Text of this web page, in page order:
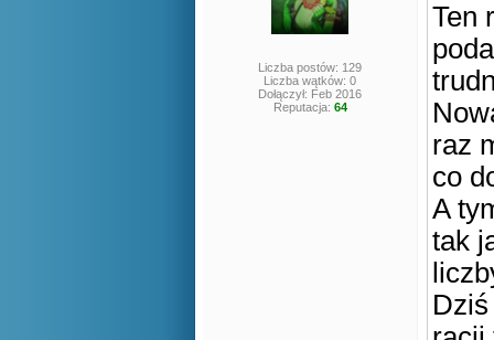
Liczba postów: 129
Liczba wątków: 0
Dołączył: Feb 2016
Reputacja: 64
Ten
raz
co
A
tak